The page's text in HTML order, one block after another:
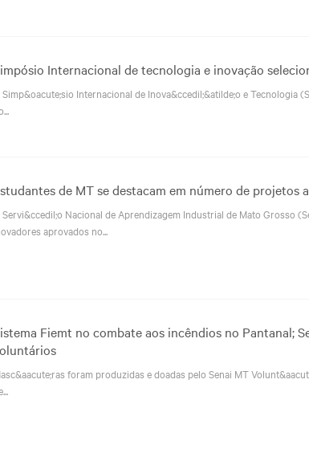
Internacional de tecnologia e inovação
Simp&oacute;sio Internacional de Inova&ccedil;&atilde;o e Tecnologia
de MT se destacam em número de projetos
Servi&ccedil;o Nacional de Aprendizagem Industrial de Mato Grosso
aprovados no...
Fiemt no combate aos incêndios no Pantanal;
foram produzidas e doadas pelo Senai MT